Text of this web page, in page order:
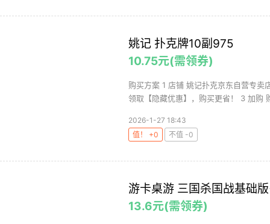
姚记 扑克牌10副975
10.75元(需领券)
购买方案 1 店铺 姚记扑克京东自营专
领取【隐藏优惠】，购买更省！ 3 加购
2026-1-27 18:43
值！ +0
不值 -0
游卡桌游 三国杀国战基础
13.6元(需领券)